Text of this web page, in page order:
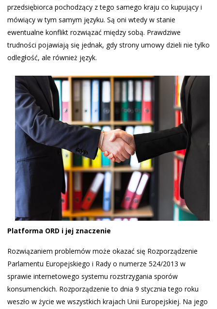
przedsiębiorca pochodzący z tego samego kraju co kupujący i
mówiący w tym samym języku. Są oni wtedy w stanie
ewentualne konflikt rozwiązać między sobą. Prawdziwe
trudności pojawiają się jednak, gdy strony umowy dzieli nie tylko
odległość, ale również język.
Platforma ORD i jej znaczenie
Rozwiązaniem problemów może okazać się Rozporządzenie
Parlamentu Europejskiego i Rady o numerze 524/2013 w
sprawie internetowego systemu rozstrzygania sporów
konsumenckich. Rozporządzenie to dnia 9 stycznia tego roku
weszło w życie we wszystkich krajach Unii Europejskiej. Na jego